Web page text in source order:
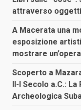
attraverso
A Macerata una
esposizione
mostrare
Scoperto a
II-I Secolo a.C.:
Archeologica